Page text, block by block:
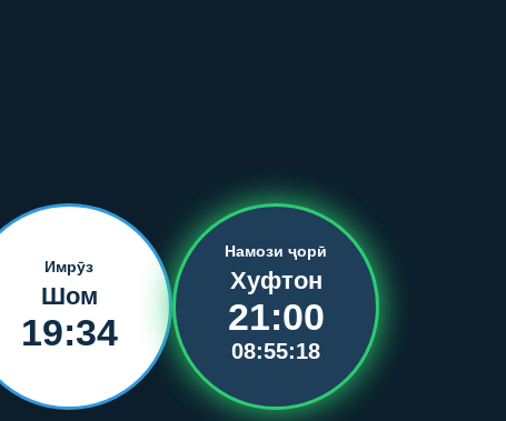
Имрӯз
Шом
19:34
Намози ҷорӣ
Хуфтон
21:00
08:55:18